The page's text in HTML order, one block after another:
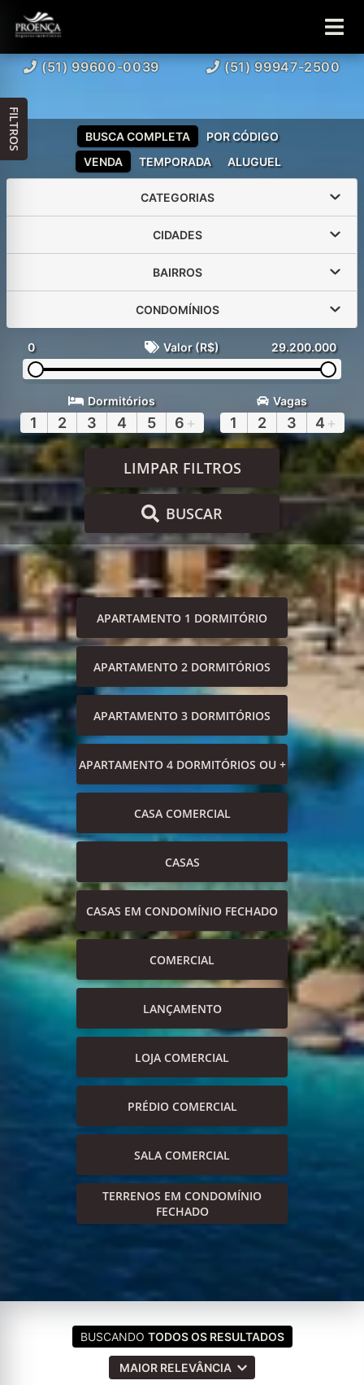
(51) 99600-0039 (51) 99947-2500
VENDA TEMPORADA ALUGUEL
BUSCA COMPLETA POR CÓDIGO
CATEGORIAS
CIDADES
BAIRROS
CONDOMÍNIOS
0 Valor (R$) 29.200.000
Dormitórios
1 2 3 4 5 6 +
Vagas
1 2 3 4 +
LIMPAR FILTROS
BUSCAR
APARTAMENTO 1 DORMITÓRIO
APARTAMENTO 2 DORMITÓRIOS
APARTAMENTO 3 DORMITÓRIOS
APARTAMENTO 4 DORMITÓRIOS OU +
CASA COMERCIAL
CASAS
CASAS EM CONDOMÍNIO FECHADO
COMERCIAL
LANÇAMENTO
LOJA COMERCIAL
PRÉDIO COMERCIAL
SALA COMERCIAL
TERRENOS EM CONDOMÍNIO
FECHADO
BUSCANDO TODOS OS RESULTADOS
MAIOR RELEVÂNCIA
FILTROS